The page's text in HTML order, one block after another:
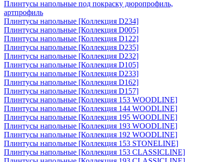
Плинтусы напольные под покраску дюропрофиль,
артпрофиль
Плинтусы напольные [Коллекция D234]
Плинтусы напольные [Коллекция D005]
Плинтусы напольные [Коллекция D122]
Плинтусы напольные [Коллекция D235]
Плинтусы напольные [Коллекция D232]
Плинтусы напольные [Коллекция D105]
Плинтусы напольные [Коллекция D233]
Плинтусы напольные [Коллекция D162]
Плинтусы напольные [Коллекция D157]
Плинтусы напольные [Коллекция 153 WOODLINE]
Плинтусы напольные [Коллекция 144 WOODLINE]
Плинтусы напольные [Коллекция 195 WOODLINE]
Плинтусы напольные [Коллекция 193 WOODLINE]
Плинтусы напольные [Коллекция 192 WOODLINE]
Плинтусы напольные [Коллекция 153 STONELINE]
Плинтусы напольные [Коллекция 153 CLASSICLINE]